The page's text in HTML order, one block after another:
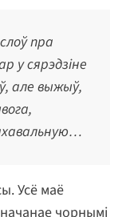
пра
у сярэдзіне
але выжыў,
Усё маё
чорнымі